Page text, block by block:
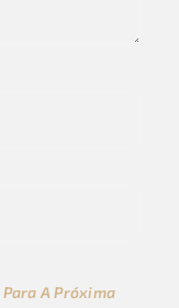
A Próxima